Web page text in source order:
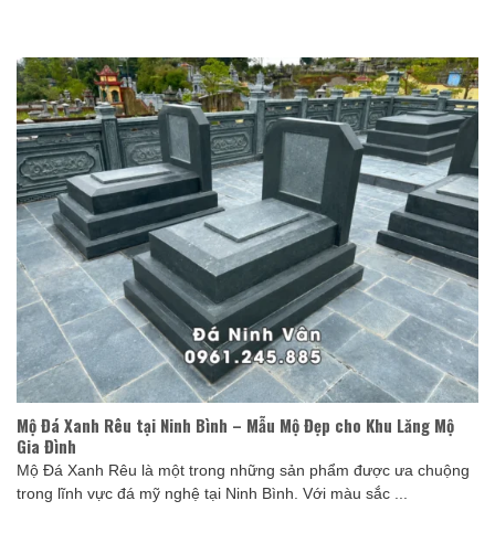
Mộ Đá Xanh Rêu tại Ninh Bình – Mẫu Mộ Đẹp cho Khu Lăng Mộ
Gia Đình
Mộ Đá Xanh Rêu là một trong những sản phẩm được ưa chuộng
trong lĩnh vực đá mỹ nghệ tại Ninh Bình. Với màu sắc ...